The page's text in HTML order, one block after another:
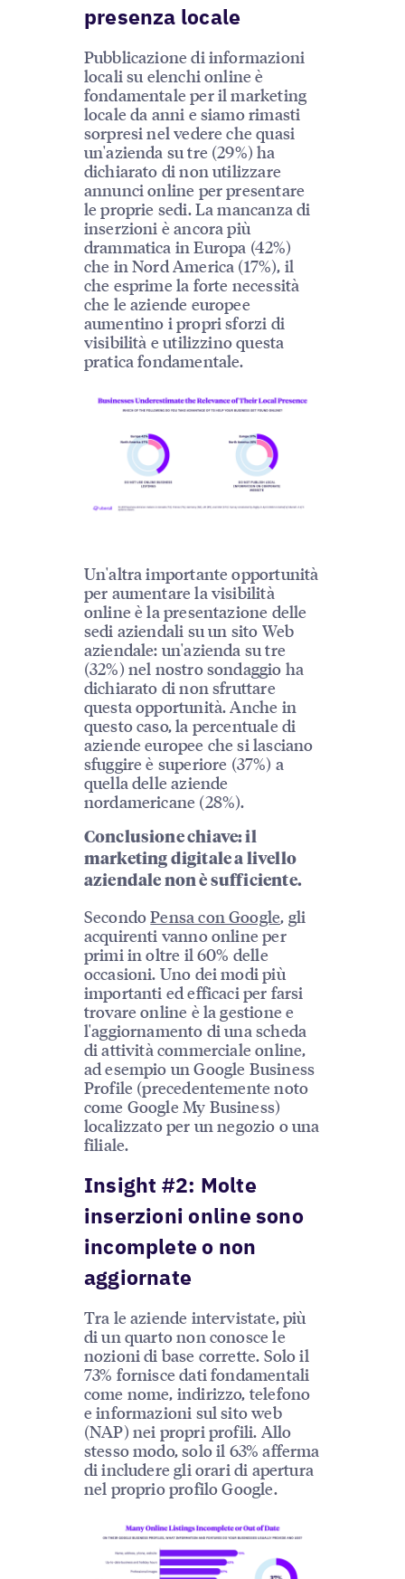
presenza locale
Pubblicazione di informazioni
locali su elenchi online è
fondamentale per il marketing
locale da anni e siamo rimasti
sorpresi nel vedere che quasi
un'azienda su tre (29%) ha
dichiarato di non utilizzare
annunci online per presentare
le proprie sedi. La mancanza di
inserzioni è ancora più
drammatica in Europa (42%)
che in Nord America (17%), il
che esprime la forte necessità
che le aziende europee
aumentino i propri sforzi di
visibilità e utilizzino questa
pratica fondamentale.
Un'altra importante opportunità
per aumentare la visibilità
online è la presentazione delle
sedi aziendali su un sito Web
aziendale: un'azienda su tre
(32%) nel nostro sondaggio ha
dichiarato di non sfruttare
questa opportunità. Anche in
questo caso, la percentuale di
aziende europee che si lasciano
sfuggire è superiore (37%) a
quella delle aziende
nordamericane (28%).
Conclusione chiave: il
marketing digitale a livello
aziendale non è sufficiente.
SecondoPensa con Google, gli
acquirenti vanno online per
primi in oltre il 60% delle
occasioni. Uno dei modi più
importanti ed efficaci per farsi
trovare online è la gestione e
l'aggiornamento di una scheda
di attività commerciale online,
ad esempio un Google Business
Profile (precedentemente noto
come Google My Business)
localizzato per un negozio o una
filiale.
Insight #2: Molte
inserzioni online sono
incomplete o non
aggiornate
Tra le aziende intervistate, più
di un quarto non conosce le
nozioni di base corrette. Solo il
73% fornisce dati fondamentali
come nome, indirizzo, telefono
e informazioni sul sito web
(NAP) nei propri profili. Allo
stesso modo, solo il 63% afferma
di includere gli orari di apertura
nel proprio profilo Google.